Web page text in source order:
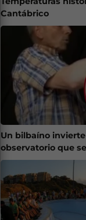
Cantábrico
Un bilbaíno
observatorio que